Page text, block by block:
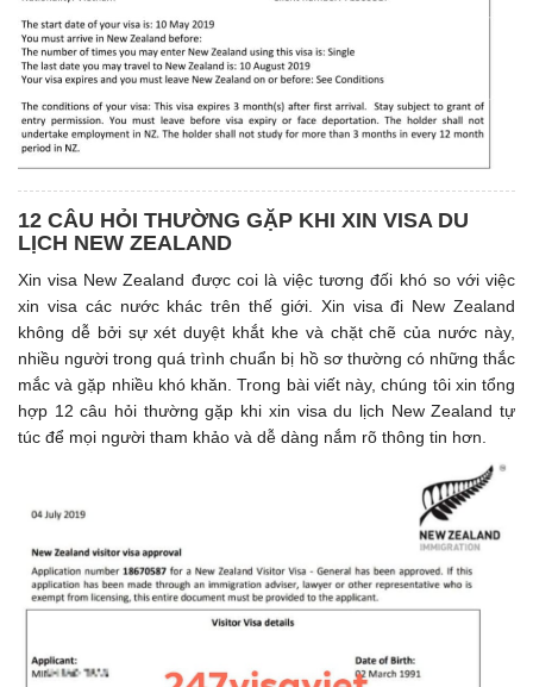
12 CÂU HỎI THƯỜNG GẶP KHI XIN VISA DU
LỊCH NEW ZEALAND
Xin visa New Zealand được coi là việc tương đối khó so với việc
xin visa các nước khác trên thế giới. Xin visa đi New Zealand
không dễ bởi sự xét duyệt khắt khe và chặt chẽ của nước này,
nhiều người trong quá trình chuẩn bị hồ sơ thường có những thắc
mắc và gặp nhiều khó khăn. Trong bài viết này, chúng tôi xin tổng
hợp 12 câu hỏi thường gặp khi xin visa du lịch New Zealand tự
túc để mọi người tham khảo và dễ dàng nắm rõ thông tin hơn.